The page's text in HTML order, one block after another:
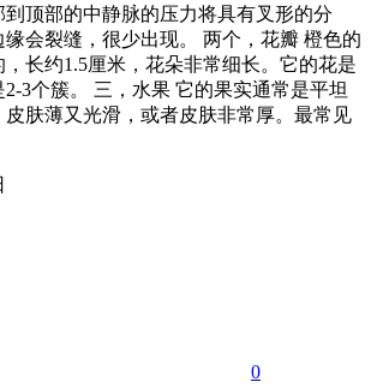
到顶部的中静脉的压力将具有叉形的分
会裂缝，很少出现。 两个，花瓣 橙色的
长约1.5厘米，花朵非常细长。它的花是
3个簇。 三，水果 它的果实通常是平坦
皮肤薄又光滑，或者皮肤非常厚。最常见
0